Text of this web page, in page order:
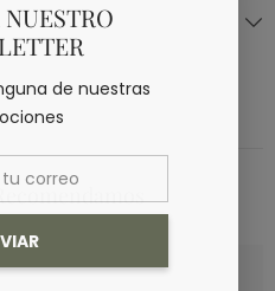
de nuestras